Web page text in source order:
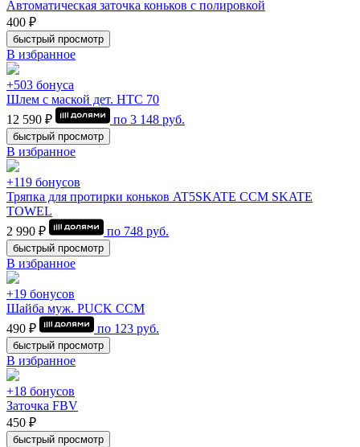
Автоматическая заточка коньков с полировкой
400 ₽
быстрый просмотр
В избранное
+503 бонуса
Шлем с маской дет. HTC 70
12 590 ₽
по 3 148 руб.
быстрый просмотр
В избранное
+119 бонусов
Тряпка для протирки коньков AT5SKATE CCM SKATE
TOWEL
2 990 ₽
по 748 руб.
быстрый просмотр
В избранное
+19 бонусов
Шайба муж. PUCK CCM
490 ₽
по 123 руб.
быстрый просмотр
В избранное
+18 бонусов
Заточка FBV
450 ₽
быстрый просмотр